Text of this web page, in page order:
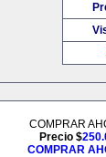
COMPRAR
Precio $
COMPRAR